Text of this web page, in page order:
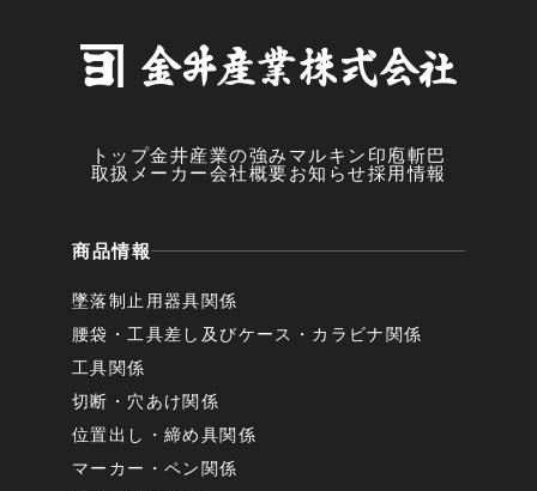
トップ金井産業の強み マルキン印 庖斬巴
取扱メーカー会社概要お知らせ採用情報
商品情報
墜落制止用器具関係
腰袋・工具差し及びケース・カラビナ関係
工具関係
切断・穴あけ関係
位置出し・締め具関係
マーカー・ペン関係